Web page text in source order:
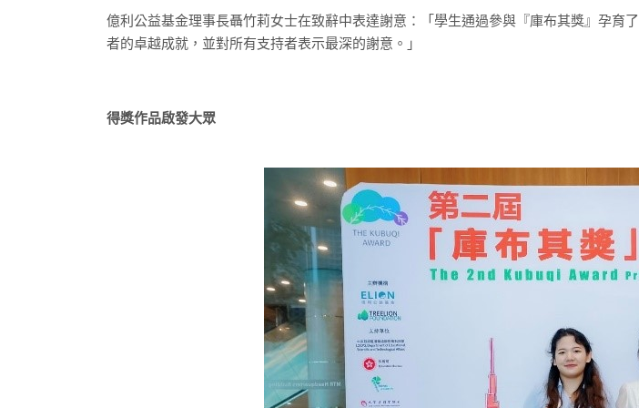
億利公益基金理事長聶竹莉女士在致辭中表達謝意：「學生通過參與『庫布其獎』孕
者的卓越成就，並對所有支持者表示最深的謝意。」
得獎作品啟發大眾